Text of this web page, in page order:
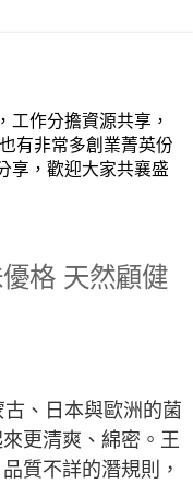
工作分擔資源共享，
有非常多創業菁英份
享，歡迎大家共襄盛
格 天然顧健
、日本與歐洲的菌
更清爽、綿密。王
質不詳的潛規則，